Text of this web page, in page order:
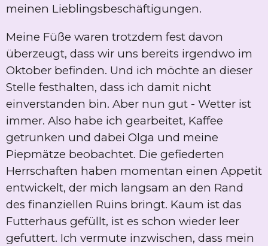
meinen Lieblingsbeschäftigungen.
Meine Füße waren trotzdem fest davon
überzeugt, dass wir uns bereits irgendwo im
Oktober befinden. Und ich möchte an dieser
Stelle festhalten, dass ich damit nicht
einverstanden bin. Aber nun gut - Wetter ist
immer. Also habe ich gearbeitet, Kaffee
getrunken und dabei Olga und meine
Piepmätze beobachtet. Die gefiederten
Herrschaften haben momentan einen Appetit
entwickelt, der mich langsam an den Rand
des finanziellen Ruins bringt. Kaum ist das
Futterhaus gefüllt, ist es schon wieder leer
gefuttert. Ich vermute inzwischen, dass mein